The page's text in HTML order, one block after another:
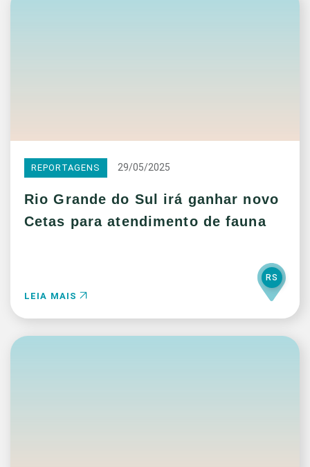
REPORTAGENS 29/05/2025
Rio Grande do Sul irá ganhar novo
Cetas para atendimento de fauna
LEIA MAIS
RS